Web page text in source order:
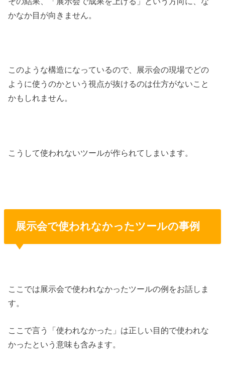
かなか目が向きません。
このような構造になっているので、展示会の現場でどの
ように使うのかという視点が抜けるのは仕方がないこと
かもしれません。
こうして使われないツールが作られてしまいます。
展示会で使われなかったツールの事例
ここでは展示会で使われなかったツールの例をお話しま
す。
ここで言う「使われなかった」は正しい目的で使われな
かったという意味も含みます。